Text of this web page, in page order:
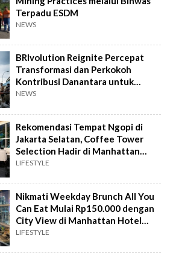
Terpadu ESDM
NEWS
BRIvolution Reignite Percepat
Transformasi dan Perkokoh
Kontribusi Danantara untuk
Ekonomi Nasional
NEWS
Rekomendasi Tempat Ngopi di
Jakarta Selatan, Coffee Tower
Selection Hadir di Manhattan
Hotel Jakarta
LIFESTYLE
Nikmati Weekday Brunch All You
Can Eat Mulai Rp150.000 dengan
City View di Manhattan Hotel
Jakarta
LIFESTYLE